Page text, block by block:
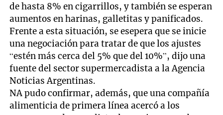
de hasta 8% en cigarrillos, y también se esperan
aumentos en harinas, galletitas y panificados.
Frente a esta situación, se esepera que se inicie
una negociación para tratar de que los ajustes
“estén más cerca del 5% que del 10%”, dijo una
fuente del sector supermercadista a la Agencia
Noticias Argentinas.
NA pudo confirmar, además, que una compañía
alimenticia de primera línea acercó a los